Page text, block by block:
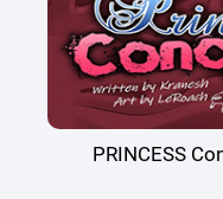
PRINCESS